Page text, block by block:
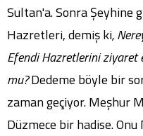
Sultan'a. Sonra Şeyhine
Hazretleri, demiş ki,
Efendi Hazretlerini
mu?Dedeme böyle bir
zaman geçiyor. Meşhur
Düzmece bir hadise. Onu